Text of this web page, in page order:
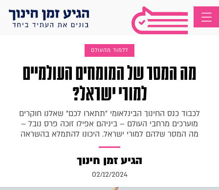
ללמוד מהעולם
מה המסר של המומחים העולמיים
למורי ישראל?
לכבוד כנס החינוך הבינלאומי "תתארו לכם" שאלנו חוקרים
מוערכים מרחבי העולם – ביניהם אפילו זוכה פרס נובל –
מה המסר שלהם למורי ישראל. היכונו להתמלא בהשראה
הגיע זמן חינוך
02/12/2024